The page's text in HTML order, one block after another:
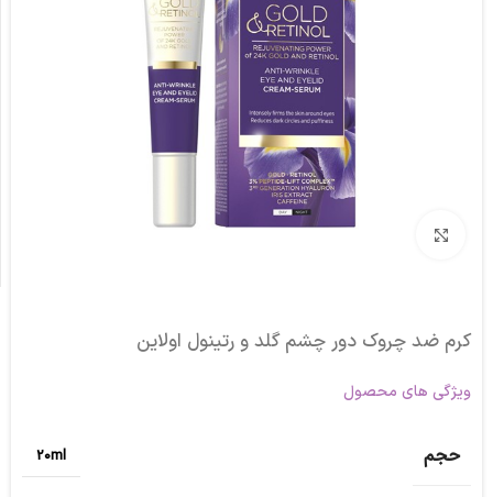
برای بزرگنمایی کلیک کنید
کرم ضد چروک دور چشم گلد و رتینول اولاین
ویژگی های محصول
حجم 20ml